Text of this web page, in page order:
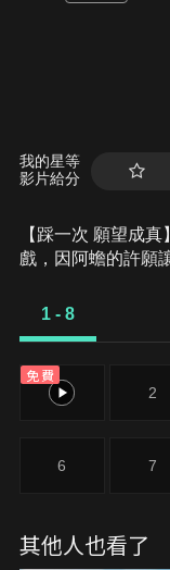
我的星等
影片給分
【踩一次 願望成
戲，因阿蟾的許願
機。閻小妹一行人
1 - 8
免費
1 2
6 7
其他人也看了